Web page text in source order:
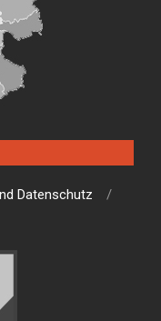
Datenschutz